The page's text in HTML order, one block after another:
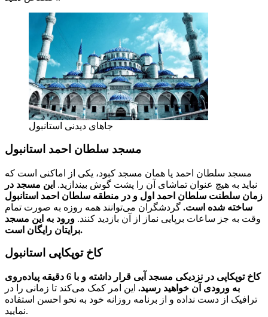
جاهای دیدنی استانبول
مسجد سلطان احمد استانبول
مسجد سلطان احمد یا همان مسجد کبود، یکی از اماکنی است که
نباید به هیچ عنوان تماشای آن را پشت گوش بیندازید. این مسجد در
زمان سلطنت سلطان احمد اول و در منطقه سلطان احمد استانبول
ساخته شده است. گردشگران می‌توانند همه روزه به صورت تمام
وقت به جز ساعات برپایی نماز از آن بازدید کنند. ورود به این مسجد
برایتان رایگان است.
کاخ توپکاپی استانبول
کاخ توپکاپی در نزدیکی مسجد آبی قرار داشته و با 6 دقیقه پیاده‌روی
به ورودی آن خواهید رسید. این امر کمک می‌کند تا زمانی را در
ترافیک از دست نداده و از برنامه روزانه خود به نحو احسن استفاده
نمایید.